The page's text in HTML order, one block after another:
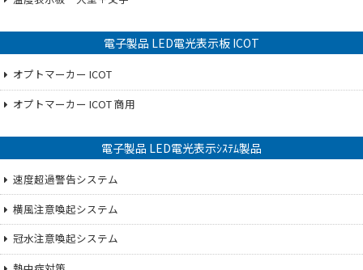
電子製品 LED電光表示板 ICOT
オプトマーカー ICOT
オプトマーカー ICOT 商用
電子製品 LED電光表示ｼｽﾃﾑ製品
速度超過警告システム
横風注意喚起システム
冠水注意喚起システム